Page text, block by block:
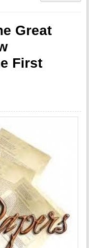
Great
First